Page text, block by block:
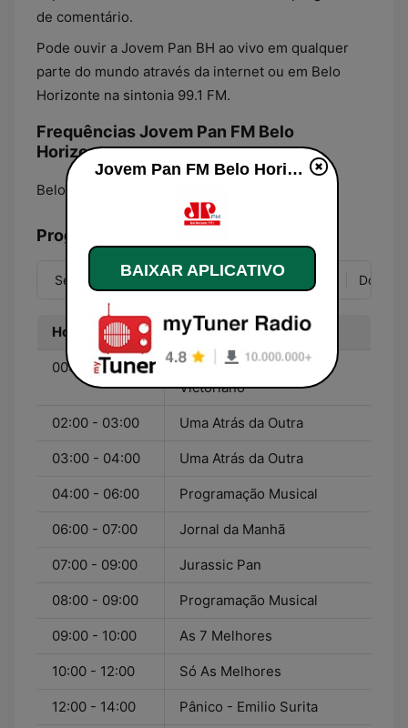
de comentário.
Pode ouvir a Jovem Pan BH ao vivo em qualquer
parte do mundo através da internet ou em Belo
Horizonte na sintonia 99.1 FM.
Frequências Jovem Pan FM Belo
Horizonte:
Belo Horizonte:
Programação
Seg Ter Qua Qui Sex Sáb Dom
Hora Programa
00:00 - 01:00
Na Balada - DJ Denys
Victoriano
02:00 - 03:00 Uma Atrás da Outra
03:00 - 04:00 Uma Atrás da Outra
04:00 - 06:00 Programação Musical
06:00 - 07:00 Jornal da Manhã
07:00 - 09:00 Jurassic Pan
08:00 - 09:00 Programação Musical
09:00 - 10:00 As 7 Melhores
10:00 - 12:00 Só As Melhores
12:00 - 14:00 Pânico - Emilio Surita
Jovem Pan FM Belo Horizonte ao vivo
BAIXAR APLICATIVO